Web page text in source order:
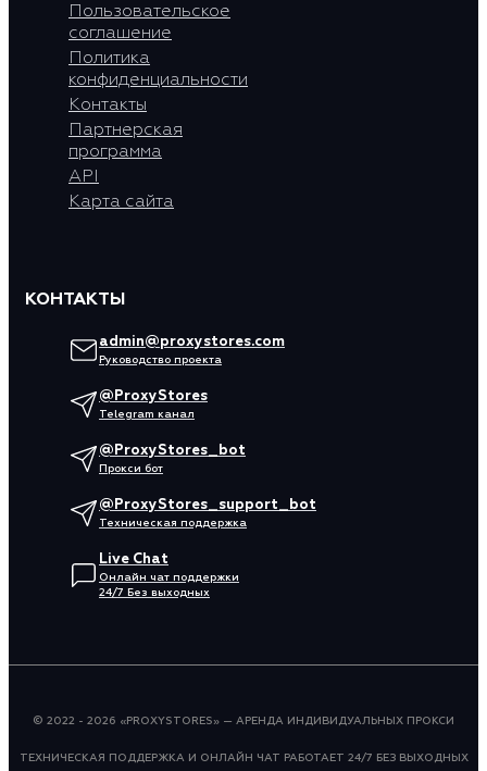
Пользовательское
соглашение
Политика
конфиденциальности
Контакты
Партнерская
программа
API
Карта сайта
КОНТАКТЫ
admin@proxystores.com
Руководство проекта
@ProxyStores
Telegram канал
@ProxyStores_bot
Прокси бот
@ProxyStores_support_bot
Техническая поддержка
Live Chat
Онлайн чат поддержки
24/7 Без выходных
© 2022 - 2026 «PROXYSTORES» — АРЕНДА ИНДИВИДУАЛЬНЫХ ПРОКСИ
ТЕХНИЧЕСКАЯ ПОДДЕРЖКА И ОНЛАЙН ЧАТ РАБОТАЕТ 24/7 БЕЗ ВЫХОДНЫХ